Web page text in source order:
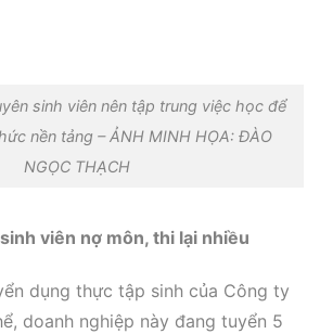
sinh viên nên tập trung việc học để
nền tảng – ẢNH MINH HỌA: ĐÀO
NGỌC THẠCH
viên nợ môn, thi lại nhiều
dụng thực tập sinh của Công ty
doanh nghiệp này đang tuyển 5